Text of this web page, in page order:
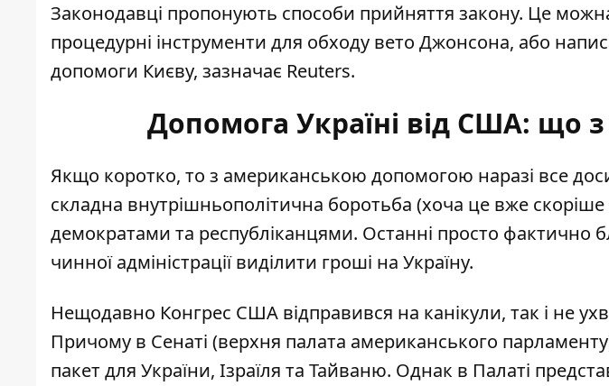
Законодавці пропонують способи прийняття закону. Це
процедурні інструменти для обходу вето Джонсона, або
допомоги Києву, зазначає Reuters.
Допомога Україні від США: що з
Якщо коротко, то з американською допомогою наразі все
складна внутрішньополітична боротьба (хоча це вже скоріше
демократами та республіканцями. Останні просто фактично
чинної адміністрації виділити гроші на Україну.
Нещодавно Конгрес США відправився на канікули, так і не
Причому в Сенаті (верхня палата американського
пакет для України, Ізраїля та Тайваню. Однак в Палаті